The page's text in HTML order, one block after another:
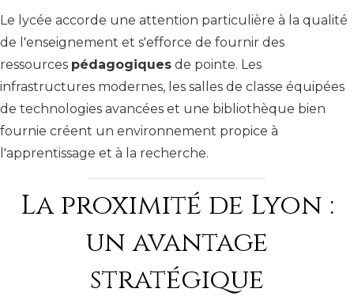
Le lycée accorde une attention particulière à la qualité
de l'enseignement et s'efforce de fournir des
ressources pédagogiques de pointe. Les
infrastructures modernes, les salles de classe équipées
de technologies avancées et une bibliothèque bien
fournie créent un environnement propice à
l'apprentissage et à la recherche.
La proximité de Lyon :
un avantage
stratégique